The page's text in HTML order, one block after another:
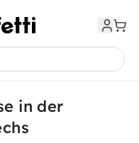
in der